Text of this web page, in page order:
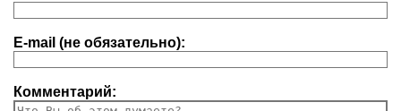
E-mail (не обязательно):
Комментарий: